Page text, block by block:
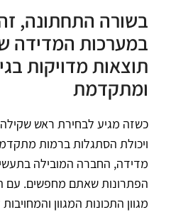
בשורה התחתונה,
במערכות המדידה
תוצאות מדויקות
ומתקדמת
כשזה מגיע לבחירת ראש
ויכולת הסתגלות ברמות
מדידה, החברה המובילה
הפתרונות שאתם מחפשים. עם
מגוון התכונות המגוון